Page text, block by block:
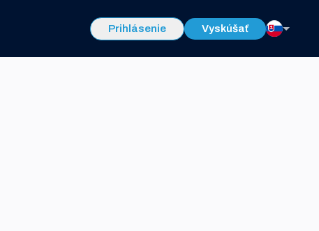
Prihlásenie Vyskúšať